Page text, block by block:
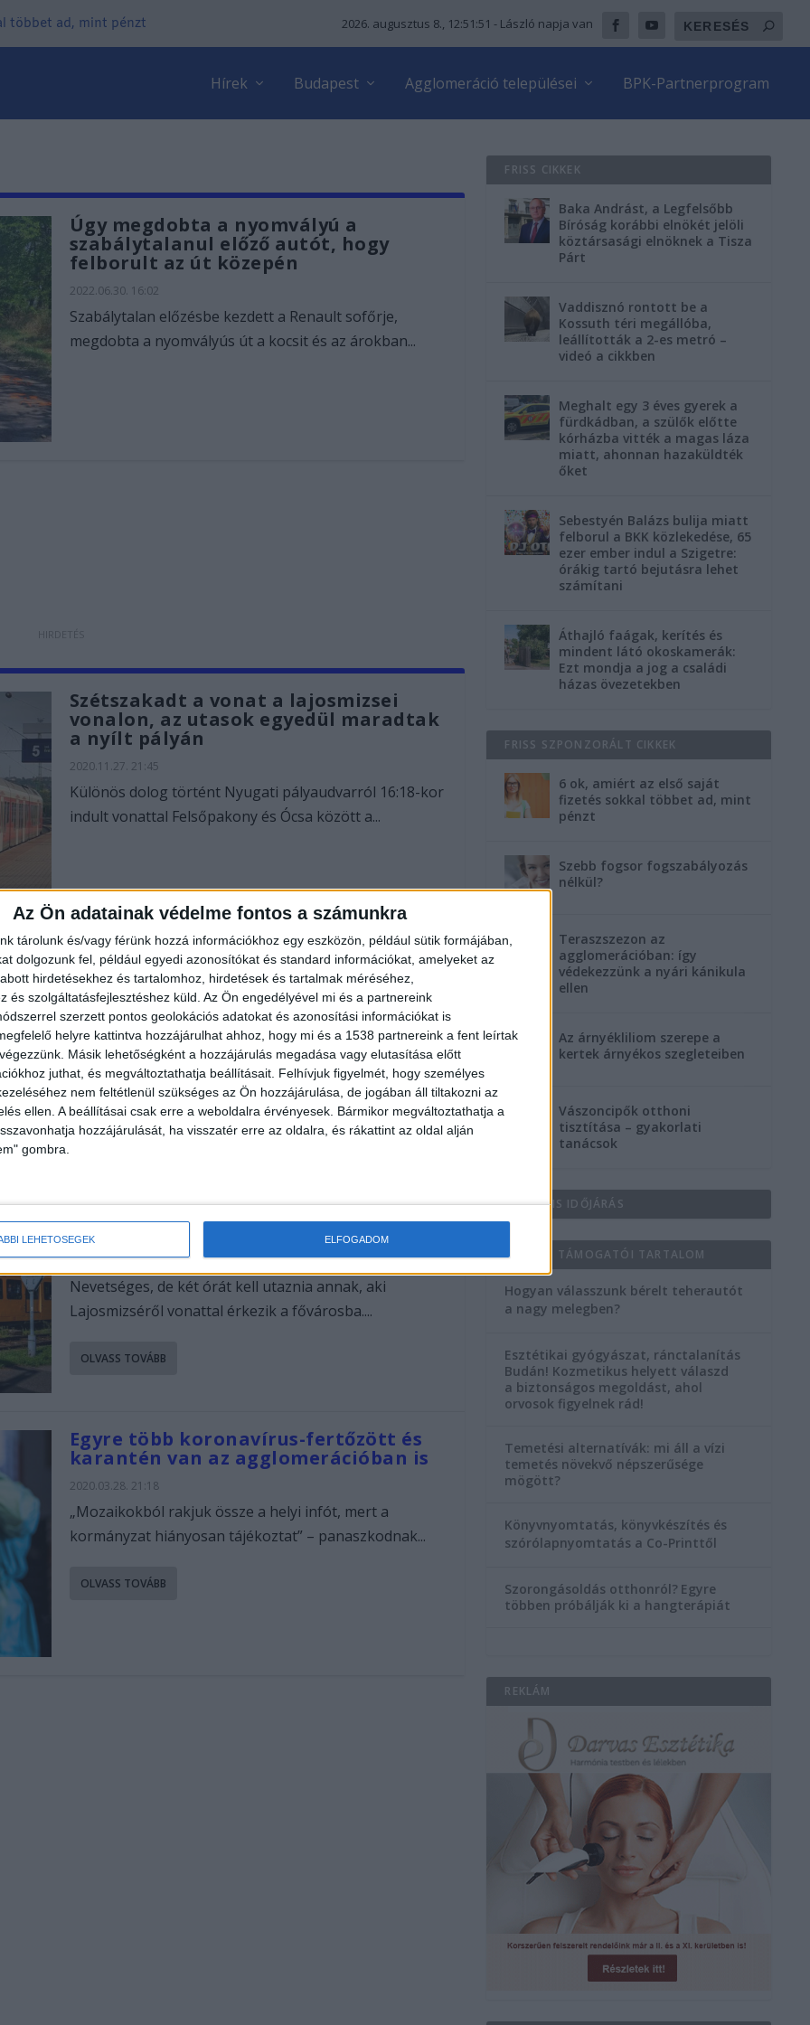
Az Ön adatainak védelme fontos a számunkra
tárolunk és/vagy férünk hozzá információkhoz egy eszközön, például sütik formájában,
dolgozunk fel, például egyedi azonosítókat és standard információkat, amelyeket az
hirdetésekhez és tartalomhoz, hirdetések és tartalmak méréséhez,
és szolgáltatásfejlesztéshez küld. Az Ön engedélyével mi és a partnereink
szerzett pontos geolokációs adatokat és azonosítási információkat is
helyre kattintva hozzájárulhat ahhoz, hogy mi és a 1538 partnereink a fent leírtak
Másik lehetőségként a hozzájárulás megadása vagy elutasítása előtt
juthat, és megváltoztathatja beállításait. Felhívjuk figyelmét, hogy személyes
nem feltétlenül szükséges az Ön hozzájárulása, de jogában áll tiltakozni az
ellen. A beállításai csak erre a weboldalra érvényesek. Bármikor megváltoztathatja a
hozzájárulását, ha visszatér erre az oldalra, és rákattint az oldal alján
gombra.
LEHETŐSÉGEK ELFOGADOM
többet ad, mint pénzt 2026. augusztus 8., 12:51:52 - László napja van
Hírek Budapest Agglomeráció települései BPK-Partnerprogram
Úgy megdobta a nyomvályú a
szabálytalanul előző autót, hogy
felborult az út közepén
2022.06.30. 16:02
Szabálytalan előzésbe kezdett a Renault sofőrje,
megdobta a nyomvályús út a kocsit és az árokban...
Szétszakadt a vonat a lajosmizsei
vonalon, az utasok egyedül maradtak
a nyílt pályán
2020.11.27. 21:45
Különös dolog történt Nyugati pályaudvarról 16:18-kor
indult vonattal Felsőpakony és Ócsa között a...
szuperfolyósót építenek
2020.08.24. 1:20
Nevetséges, de két órát kell utaznia annak, aki
Lajosmizséről vonattal érkezik a fővárosba....
OLVASS TOVÁBB
Egyre több koronavírus-fertőzött és
karantén van az agglomerációban is
2020.03.28. 21:18
„Mozaikokból rakjuk össze a helyi infót, mert a
kormányzat hiányosan tájékoztat” – panaszkodnak...
OLVASS TOVÁBB
FRISS CIKKEK
Baka Andrást, a Legfelsőbb
Bíróság korábbi elnökét jelöli
köztársasági elnöknek a Tisza
Párt
Vaddisznó rontott be a
Kossuth téri megállóba,
leállították a 2-es metró –
videó a cikkben
Meghalt egy 3 éves gyerek a
fürdkádban, a szülők előtte
kórházba vitték a magas láza
miatt, ahonnan hazaküldték
őket
Sebestyén Balázs bulija miatt
felborul a BKK közlekedése, 65
ezer ember indul a Szigetre:
órákig tartó bejutásra lehet
számítani
Áthajló faágak, kerítés és
mindent látó okoskamerák:
Ezt mondja a jog a családi
házas övezetekben
FRISS SZPONZORÁLT CIKKEK
6 ok, amiért az első saját
fizetés sokkal többet ad, mint
pénzt
Szebb fogsor fogszabályozás
nélkül?
Teraszszezon az
agglomerációban: így
védekezzünk a nyári kánikula
ellen
Az árnyékliliom szerepe a
kertek árnyékos szegleteiben
Vászoncipők otthoni
tisztítása – gyakorlati
tanácsok
AKTUÁLIS IDŐJÁRÁS
KIEMELT TÁMOGATÓI TARTALOM
Hogyan válasszunk bérelt teherautót
a nagy melegben?
Esztétikai gyógyászat, ránctalanítás
Budán! Kozmetikus helyett válaszd
a biztonságos megoldást, ahol
orvosok figyelnek rád!
Temetési alternatívák: mi áll a vízi
temetés növekvő népszerűsége
mögött?
Könyvnyomtatás, könyvkészítés és
szórólapnyomtatás a Co-Printtől
Szorongásoldás otthonról? Egyre
többen próbálják ki a hangterápiát
REKLÁM